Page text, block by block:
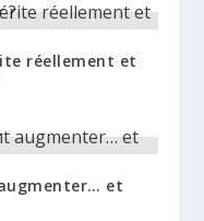
réellement et
et